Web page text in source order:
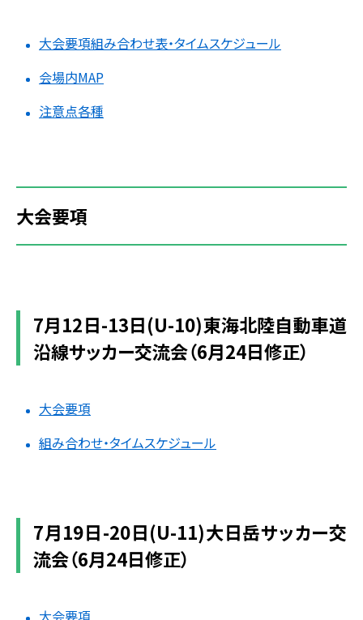
大会要項組み合わせ表・タイムスケジュール
会場内MAP
注意点各種
大会要項
7月12日-13日(U-10)東海北陸自動車道
沿線サッカー交流会（6月24日修正）
大会要項
組み合わせ・タイムスケジュール
7月19日-20日(U-11)大日岳サッカー交
流会（6月24日修正）
大会要項